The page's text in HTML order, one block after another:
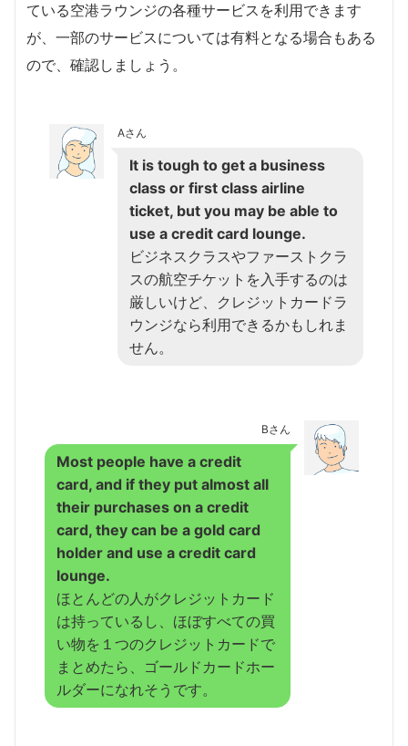
ている空港ラウンジの各種サービスを利用できます
が、一部のサービスについては有料となる場合もある
ので、確認しましょう。
Aさん
It is tough to get a business
class or first class airline
ticket, but you may be able to
use a credit card lounge.
ビジネスクラスやファーストクラ
スの航空チケットを入手するのは
厳しいけど、クレジットカードラ
ウンジなら利用できるかもしれま
せん。
Bさん
Most people have a credit
card, and if they put almost all
their purchases on a credit
card, they can be a gold card
holder and use a credit card
lounge.
ほとんどの人がクレジットカード
は持っているし、ほぼすべての買
い物を１つのクレジットカードで
まとめたら、ゴールドカードホー
ルダーになれそうです。